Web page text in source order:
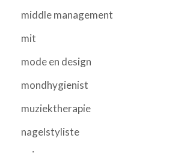
middle management
mit
mode en design
mondhygienist
muziektherapie
nagelstyliste